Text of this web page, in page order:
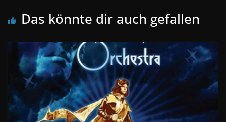
Das könnte dir auch gefallen